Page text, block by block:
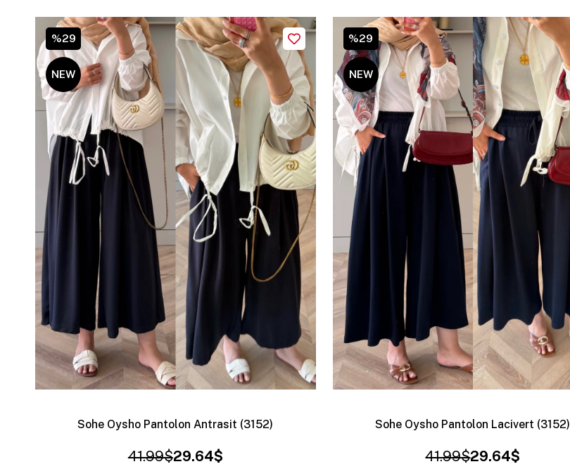
Sohe Oysho Pantolon Antrasit (3152)
29.64$
41.99$
%29
NEW
ITEM
Sohe Oysho Pantolon Lacivert (3152)
29.64$
41.99$
%29
NEW
ITEM